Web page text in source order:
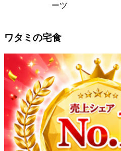
ーツ
ワタミの宅食